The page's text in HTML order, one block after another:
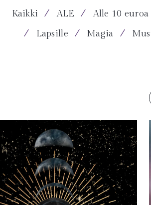
Kaikki ⁄ ALE ⁄ Alle 10 euroa
⁄ Lapsille ⁄ Magia ⁄